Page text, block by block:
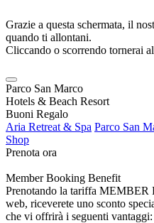
Grazie a questa schermata, il
quando ti allontani.
Cliccando o scorrendo tornerai
Parco San Marco
Hotels & Beach Resort
Buoni Regalo
Aria Retreat & Spa Parco San
Shop
Prenota ora
Member Booking Benefit
Prenotando la tariffa MEMBER
web, riceverete uno sconto
che vi offrirà i seguenti vantaggi: